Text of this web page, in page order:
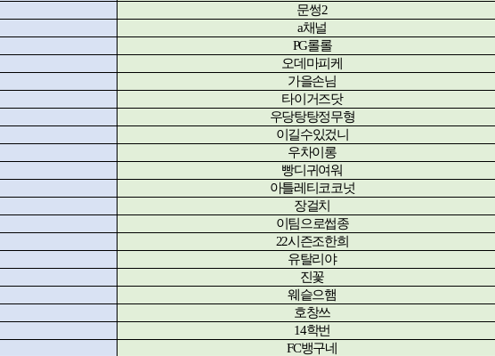
문썽2
a채널
PG롤롤
오데마피케
가을손님
타이거즈닷
우당탕탕정무형
이길수있겄니
우차이롱
빵디귀여워
아틀레티코코넛
장걸치
이팀으로썹종
22시즌조한희
유탈리야
진꽃
웨슽으햄
호창쓰
14학번
FC뱅구네